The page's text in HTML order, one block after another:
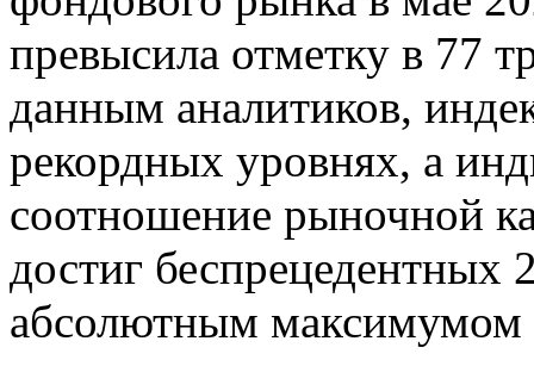
превысила отметку в 77
данным аналитиков,
рекордных уровнях, а
соотношение рыночной
достиг беспрецедентных
абсолютным максимумом